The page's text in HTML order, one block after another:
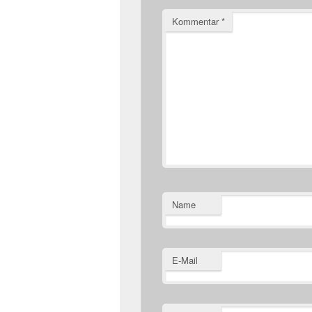
Kommentar*
Name
E-Mail